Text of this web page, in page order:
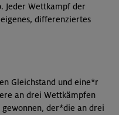
Jeder Wettkampf der
differenziertes
Gleichstand und eine*r
an drei Wettkämpfen
der*die an drei